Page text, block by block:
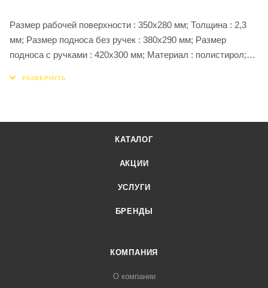
Размер рабочей поверхности : 350х280 мм; Толщина : 2,3
мм; Размер подноса без ручек : 380х290 мм; Размер
подноса с ручками : 420х300 мм; Материал : полистирол;
КАТАЛОГ
АКЦИИ
УСЛУГИ
БРЕНДЫ
КОМПАНИЯ
О компании